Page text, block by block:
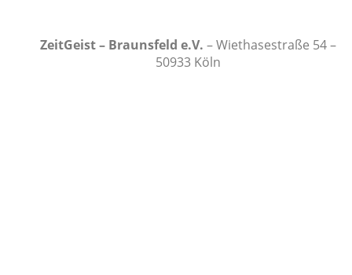
ZeitGeist – Braunsfeld e.V. – Wiethasestraße 54 –
50933 Köln